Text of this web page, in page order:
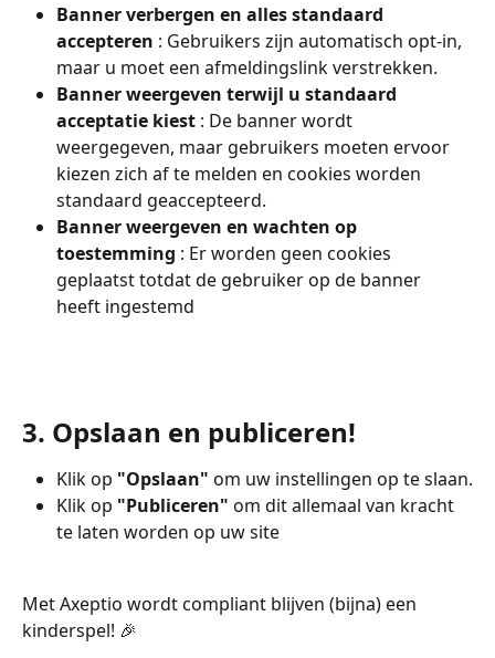
Banner verbergen en alles standaard
accepteren : Gebruikers zijn automatisch opt-in,
maar u moet een afmeldingslink verstrekken.
Banner weergeven terwijl u standaard
acceptatie kiest : De banner wordt
weergegeven, maar gebruikers moeten ervoor
kiezen zich af te melden en cookies worden
standaard geaccepteerd.
Banner weergeven en wachten op
toestemming : Er worden geen cookies
geplaatst totdat de gebruiker op de banner
heeft ingestemd
3. Opslaan en publiceren!
Klik op "Opslaan" om uw instellingen op te slaan.
Klik op "Publiceren" om dit allemaal van kracht
te laten worden op uw site
Met Axeptio wordt compliant blijven (bijna) een
kinderspel! 🎉